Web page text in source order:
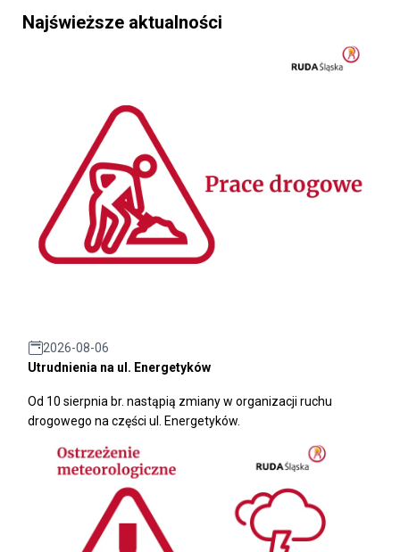
Najświeższe aktualności
2026-08-06
Utrudnienia na ul. Energetyków
Od 10 sierpnia br. nastąpią zmiany w organizacji ruchu
drogowego na części ul. Energetyków.